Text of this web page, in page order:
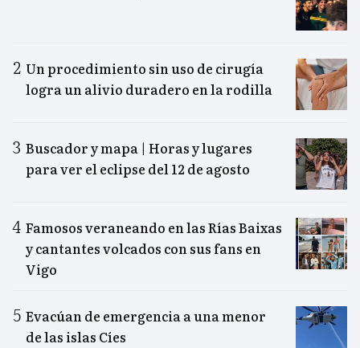
Un procedimiento sin uso de cirugía
logra un alivio duradero en la rodilla
Buscador y mapa | Horas y lugares
para ver el eclipse del 12 de agosto
Famosos veraneando en las Rías Baixas
y cantantes volcados con sus fans en
Vigo
Evacúan de emergencia a una menor
de las islas Cíes